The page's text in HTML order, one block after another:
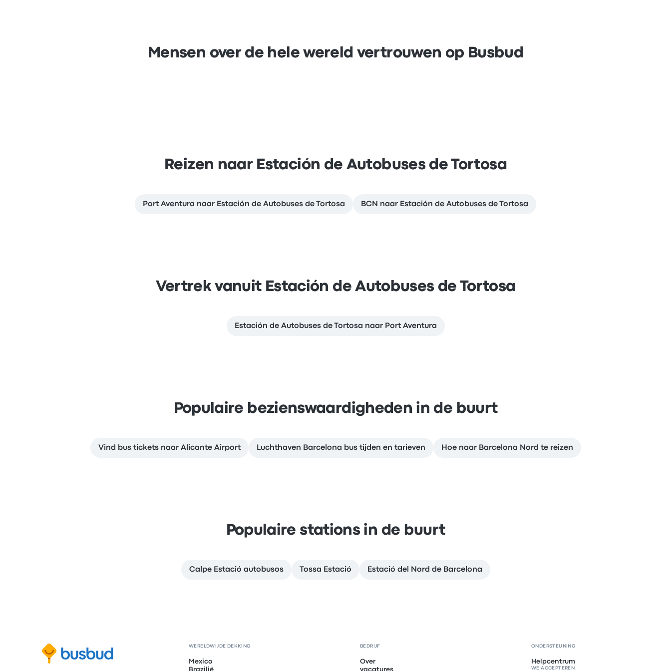
Mensen over de hele wereld vertrouwen op Busbud
Reizen naar Estación de Autobuses de Tortosa
Port Aventura naar Estación de Autobuses de Tortosa BCN naar Estación de Autobuses de Tortosa
Vertrek vanuit Estación de Autobuses de Tortosa
Estación de Autobuses de Tortosa naar Port Aventura
Populaire bezienswaardigheden in de buurt
Vind bus tickets naar Alicante Airport Luchthaven Barcelona bus tijden en tarieven Hoe naar Barcelona Nord te reizen
Populaire stations in de buurt
Calpe Estació autobusos Tossa Estació Estació del Nord de Barcelona
WERELDWIJDE DEKKING
Mexico
Brazilië
BEDRIJF
Over
vacatures
ONDERSTEUNING
Helpcentrum
WE ACCEPTEREN